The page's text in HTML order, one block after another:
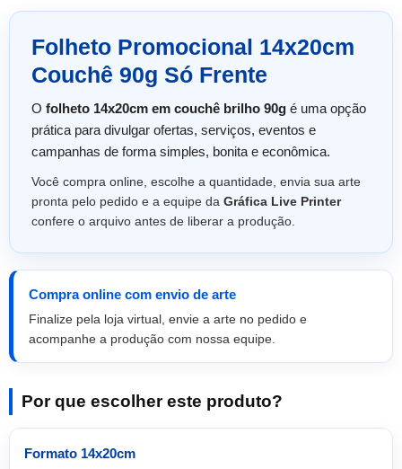
Folheto Promocional 14x20cm
Couchê 90g Só Frente
O folheto 14x20cm em couchê brilho 90g é uma opção
prática para divulgar ofertas, serviços, eventos e
campanhas de forma simples, bonita e econômica.
Você compra online, escolhe a quantidade, envia sua arte
pronta pelo pedido e a equipe da Gráfica Live Printer
confere o arquivo antes de liberar a produção.
Compra online com envio de arte
Finalize pela loja virtual, envie a arte no pedido e
acompanhe a produção com nossa equipe.
Por que escolher este produto?
Formato 14x20cm